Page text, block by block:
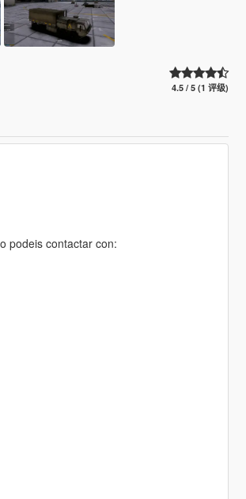
4.5 / 5 (1 评级)
podeis contactar con: